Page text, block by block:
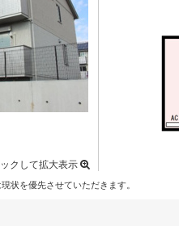
クして拡大表示
状を優先させていただきます。